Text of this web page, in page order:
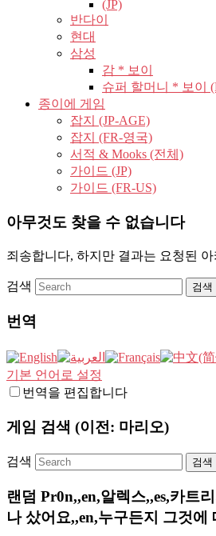
(JP)
반다이
현대
삼성
감 * 보이
슈퍼 할머니 * 보이
종이에 게임
잡지 (JP-AGE)
잡지 (FR-영국)
서적 & Mooks (전체)
가이드 (JP)
가이드 (FR-US)
아무것도 찾을 수 없습니다
죄송합니다, 하지만 결과는 요청된
검색
번역
기본 언어로 설정
번역을 편집합니다
게임 검색 (이전: 마리오)
검색
랜덤 Pr0n,,en,알렉스,,es,카트
나 샀어요,,en,누구든지 그것에